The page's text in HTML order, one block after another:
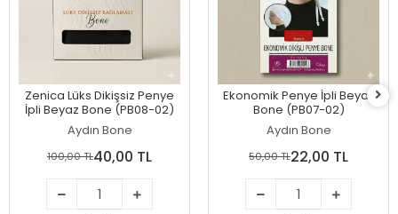
Zenica Lüks Dikişsiz Penye
İpli Beyaz Bone (PB08-02)
Aydın Bone
100,00 TL40,00 TL
Ekonomik Penye İpli Beyaz
Bone (PB07-02)
Aydın Bone
50,00 TL22,00 TL